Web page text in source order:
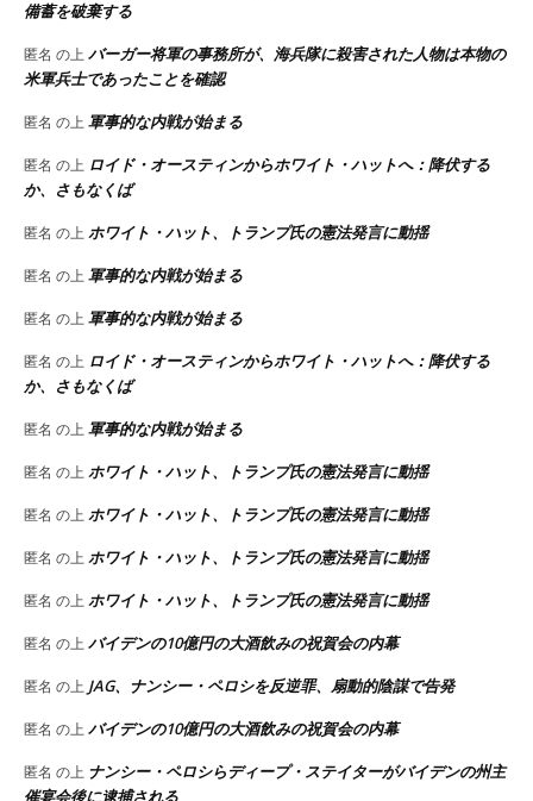
備蓄を破棄する
匿名 の上 バーガー将軍の事務所が、海兵隊に殺害された人物は本物の
米軍兵士であったことを確認
匿名 の上 軍事的な内戦が始まる
匿名 の上 ロイド・オースティンからホワイト・ハットへ：降伏する
か、さもなくば
匿名 の上 ホワイト・ハット、トランプ氏の憲法発言に動揺
匿名 の上 軍事的な内戦が始まる
匿名 の上 軍事的な内戦が始まる
匿名 の上 ロイド・オースティンからホワイト・ハットへ：降伏する
か、さもなくば
匿名 の上 軍事的な内戦が始まる
匿名 の上 ホワイト・ハット、トランプ氏の憲法発言に動揺
匿名 の上 ホワイト・ハット、トランプ氏の憲法発言に動揺
匿名 の上 ホワイト・ハット、トランプ氏の憲法発言に動揺
匿名 の上 ホワイト・ハット、トランプ氏の憲法発言に動揺
匿名 の上 バイデンの10億円の大酒飲みの祝賀会の内幕
匿名 の上 JAG、ナンシー・ペロシを反逆罪、扇動的陰謀で告発
匿名 の上 バイデンの10億円の大酒飲みの祝賀会の内幕
匿名 の上 ナンシー・ペロシらディープ・ステイターがバイデンの州主
催宴会後に逮捕される